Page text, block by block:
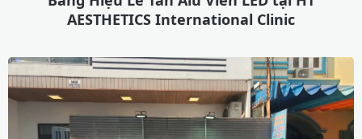
AESTHETICS International Clinic